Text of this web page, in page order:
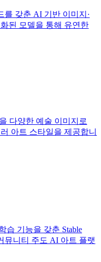
를 갖춘 AI 기반 이미지·
된 모델을 통해 유연한
다양한 예술 이미지로
아트 스타일을 제공합니
습 기능을 갖춘 Stable
뮤니티 주도 AI 아트 플랫